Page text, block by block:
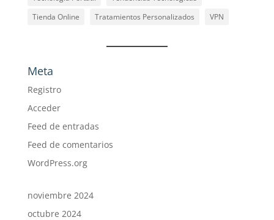
Tienda Online
Tratamientos Personalizados VPN
Meta
Registro
Acceder
Feed de entradas
Feed de comentarios
WordPress.org
noviembre 2024
octubre 2024